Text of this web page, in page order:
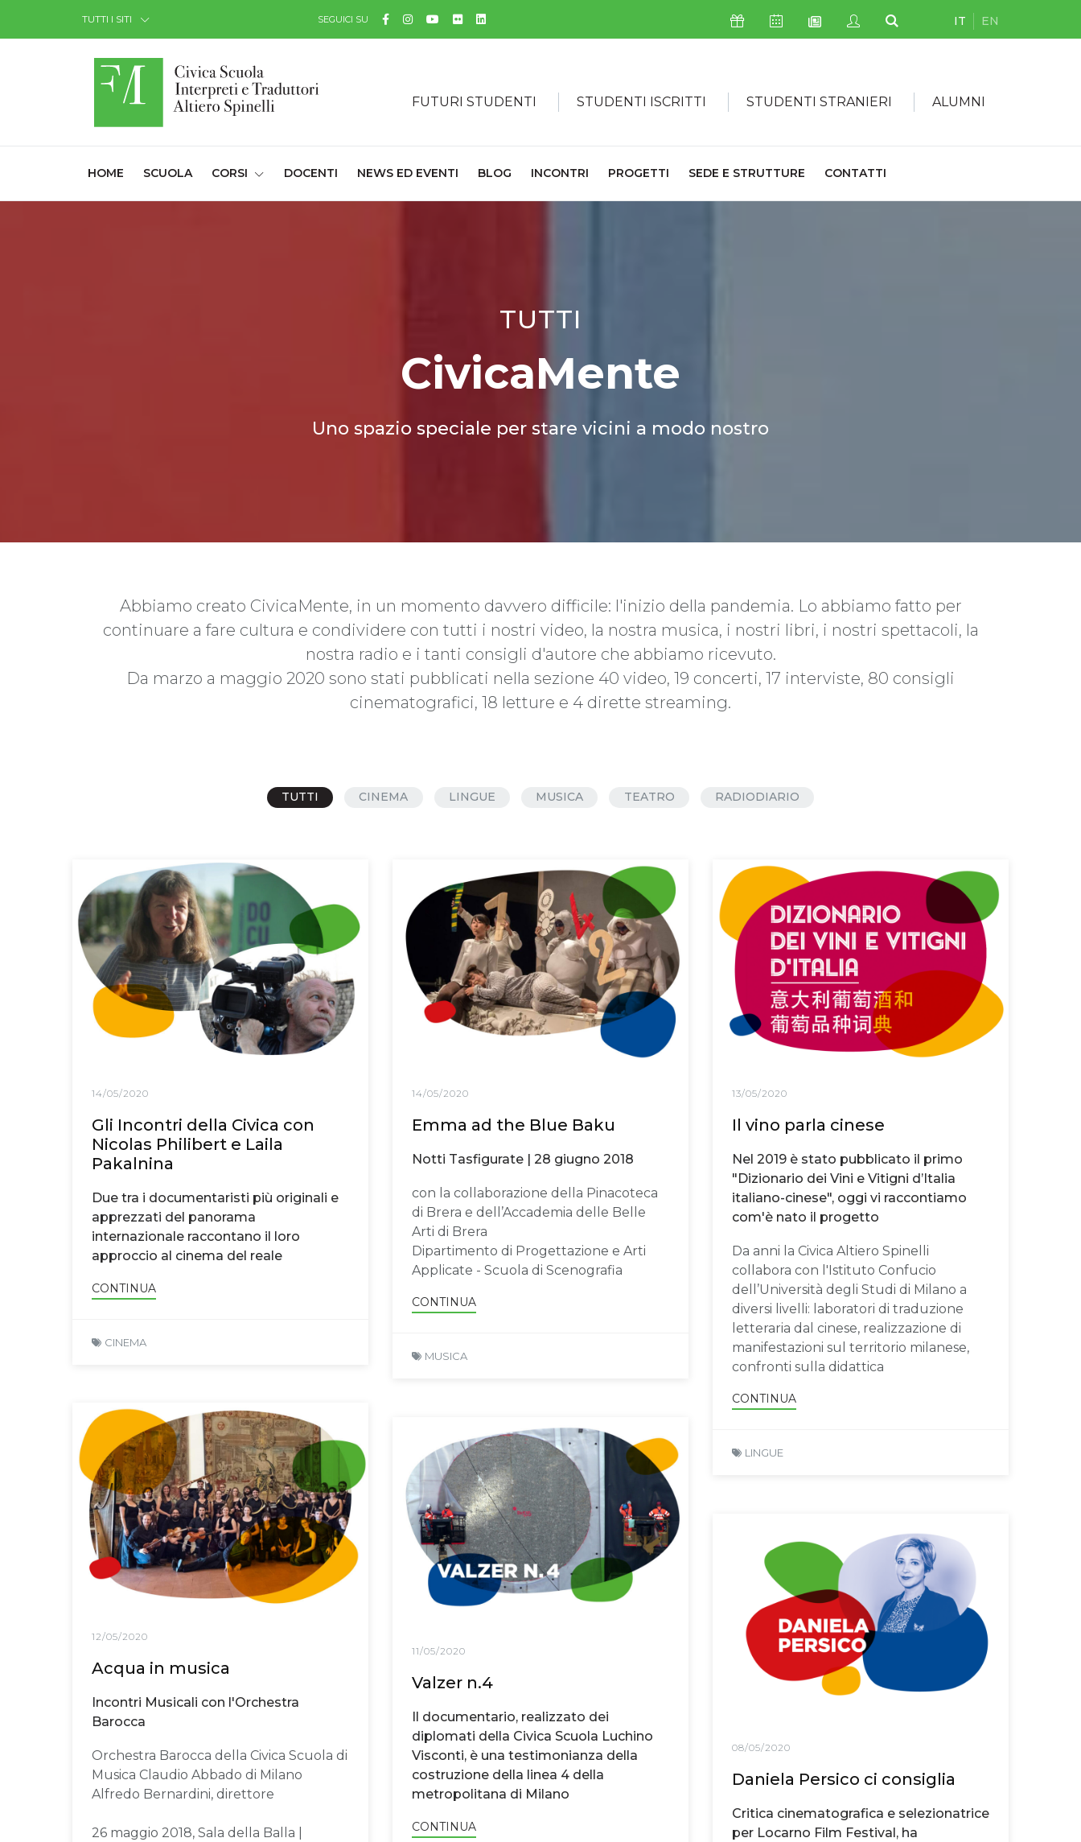
TUTTI I SITI SEGUICI SU Facebook
Instagram
YouTube
Flickr Icona SostieniciIcona Calendario Eventi
Icona Newsletter
Icona My Civica
Icona Cerca
IT EN
FUTURI STUDENTI STUDENTI ISCRITTI STUDENTI STRANIERI ALUMNI
HOME (CURRENT)
SCUOLA CORSI DOCENTI NEWS ED EVENTI BLOG INCONTRI PROGETTI SEDE E STRUTTURE CONTATTI
TUTTI
CivicaMente
Uno spazio speciale per stare vicini a modo nostro
Abbiamo creato CivicaMente, in un momento davvero difficile: l'inizio della pandemia. Lo abbiamo fatto per
continuare a fare cultura e condividere con tutti i nostri video, la nostra musica, i nostri libri, i nostri spettacoli, la
nostra radio e i tanti consigli d'autore che abbiamo ricevuto.
Da marzo a maggio 2020 sono stati pubblicati nella sezione 40 video, 19 concerti, 17 interviste, 80 consigli
cinematografici, 18 letture e 4 dirette streaming.
TUTTI CINEMA LINGUE MUSICA TEATRO RADIODIARIO
14/05/2020
Gli Incontri della Civica con
Nicolas Philibert e Laila
Pakalnina
Due tra i documentaristi più originali e
apprezzati del panorama
internazionale raccontano il loro
approccio al cinema del reale
CONTINUA
CINEMA
14/05/2020
Emma ad the Blue Baku
Notti Tasfigurate | 28 giugno 2018
con la collaborazione della Pinacoteca
di Brera e dell’Accademia delle Belle
Arti di Brera
Dipartimento di Progettazione e Arti
Applicate - Scuola di Scenografia
CONTINUA
MUSICA
13/05/2020
Il vino parla cinese
Nel 2019 è stato pubblicato il primo
"Dizionario dei Vini e Vitigni d’Italia
italiano-cinese", oggi vi raccontiamo
com'è nato il progetto
Da anni la Civica Altiero Spinelli
collabora con l'Istituto Confucio
dell’Università degli Studi di Milano a
diversi livelli: laboratori di traduzione
letteraria dal cinese, realizzazione di
manifestazioni sul territorio milanese,
confronti sulla didattica
CONTINUA
LINGUE
12/05/2020
Acqua in musica
Incontri Musicali con l'Orchestra
Barocca
Orchestra Barocca della Civica Scuola di
Musica Claudio Abbado di Milano
Alfredo Bernardini, direttore
26 maggio 2018, Sala della Balla |
11/05/2020
Valzer n.4
Il documentario, realizzato dei
diplomati della Civica Scuola Luchino
Visconti, è una testimonianza della
costruzione della linea 4 della
metropolitana di Milano
CONTINUA
08/05/2020
Daniela Persico ci consiglia
Critica cinematografica e selezionatrice
per Locarno Film Festival, ha